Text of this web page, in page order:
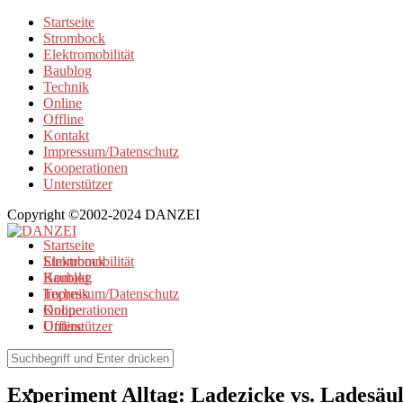
Startseite
Strombock
Elektromobilität
Baublog
Technik
Online
Offline
Kontakt
Impressum/Datenschutz
Kooperationen
Unterstützer
Copyright ©2002-2024 DANZEI
Startseite
Strombock
Kontakt
Impressum/Datenschutz
Kooperationen
Unterstützer
Elektromobilität
Baublog
Technik
Online
Offline
Elektromobilität
Experiment Alltag: Ladezicke vs.